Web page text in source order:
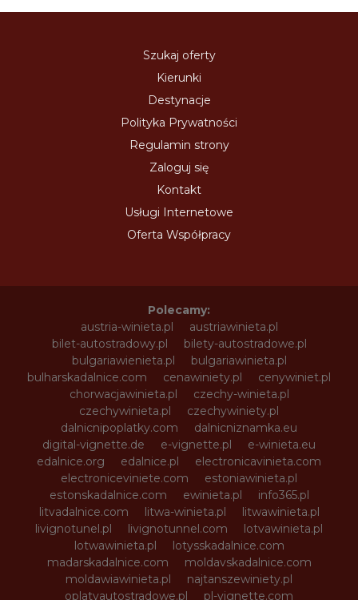
Szukaj oferty
Kierunki
Destynacje
Polityka Prywatności
Regulamin strony
Zaloguj się
Kontakt
Usługi Internetowe
Oferta Współpracy
Polecamy:
austria-winieta.pl
austriawinieta.pl
bilet-autostradowy.pl
bilety-autostradowe.pl
bulgariawienieta.pl
bulgariawinieta.pl
bulharskadalnice.com
cenawiniety.pl
cenywiniet.pl
chorwacjawinieta.pl
czechy-winieta.pl
czechywinieta.pl
czechywiniety.pl
dalnicnipoplatky.com
dalnicniznamka.eu
digital-vignette.de
e-vignette.pl
e-winieta.eu
edalnice.org
edalnice.pl
electronicavinieta.com
electroniceviniete.com
estoniawinieta.pl
estonskadalnice.com
ewinieta.pl
info365.pl
litvadalnice.com
litwa-winieta.pl
litwawinieta.pl
livignotunel.pl
livignotunnel.com
lotvawinieta.pl
lotwawinieta.pl
lotysskadalnice.com
madarskadalnice.com
moldavskadalnice.com
moldawiawinieta.pl
najtanszewiniety.pl
oplatyautostradowe.pl
pl-vignette.com